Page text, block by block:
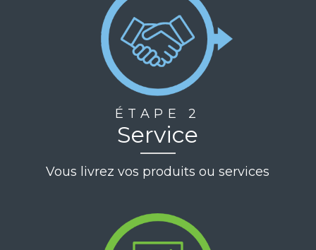
ÉTAPE 2
Service
Vous livrez vos produits ou services